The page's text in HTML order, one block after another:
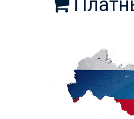
200 | .MP4
1 700 Купили